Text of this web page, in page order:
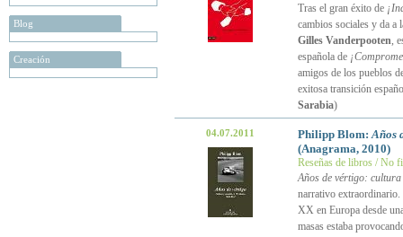
Blog
Creación
Tras el gran éxito de
cambios sociales y da a
Gilles Vanderpooten,
española de
amigos de los pueblos
exitosa transición
Sarabia)
04.07.2011 Philipp Blom:Años
(Anagrama, 2010)
Reseñas de libros / No
Años de vértigo:
narrativo extraordinario.
XX en Europa desde
masas estaba